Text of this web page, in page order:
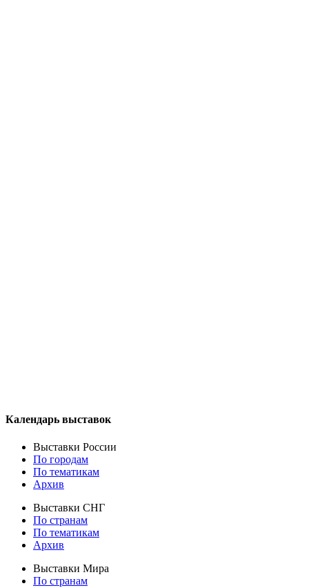
Календарь выставок
Выставки России
По городам
По тематикам
Архив
Выставки СНГ
По странам
По тематикам
Архив
Выставки Мира
По странам